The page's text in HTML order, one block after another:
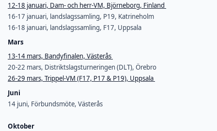
12-18 januari, Dam- och herr-VM, Björneborg, Finland
16-17 januari, landslagssamling, P19, Katrineholm
16-18 januari, landslagssamling, F17, Uppsala
Mars
13-14 mars, Bandyfinalen, Västerås
20-22 mars, Distriktslagsturneringen (DLT), Örebro
26-29 mars, Trippel-VM (F17, P17 & P19), Uppsala
Juni
14 juni, Förbundsmöte, Västerås
Oktober